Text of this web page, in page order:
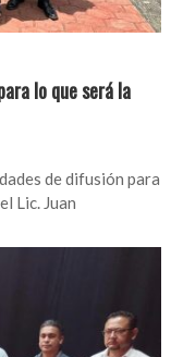
lo que será la
de difusión para
Lic. Juan